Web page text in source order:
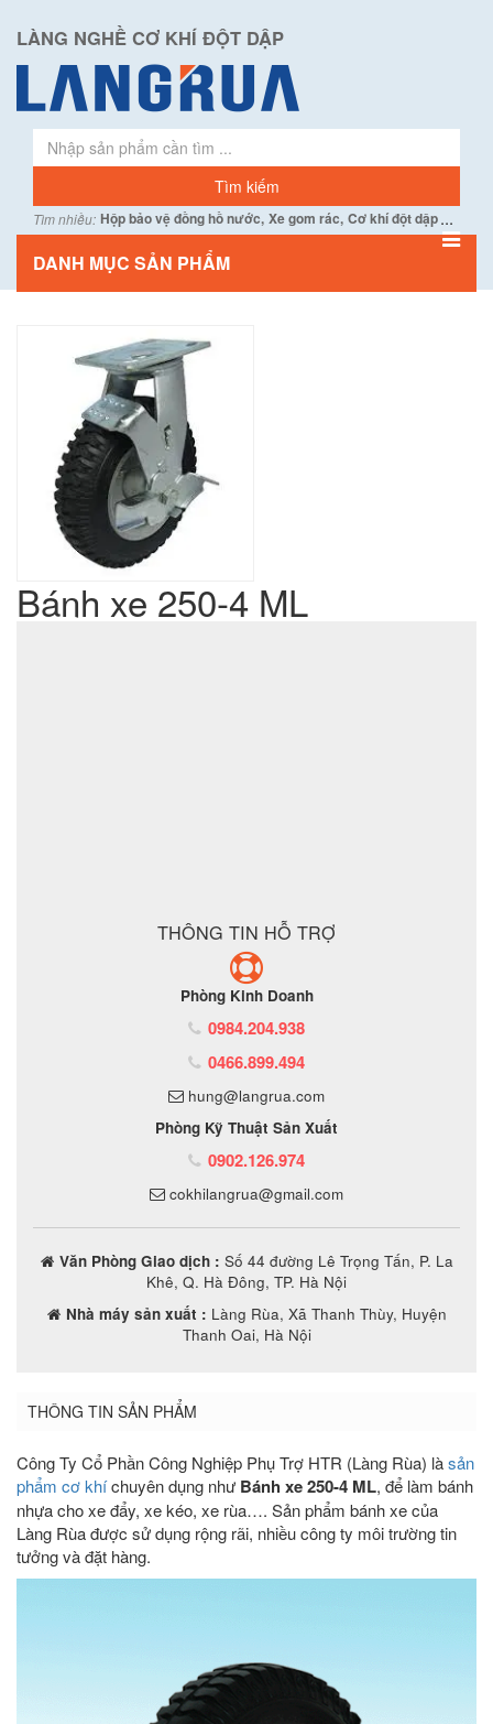
LÀNG NGHỀ CƠ KHÍ ĐỘT DẬP
Tìm nhiều: Hộp bảo vệ đồng hồ nước, Xe gom rác, Cơ khí đột dập...
DANH MỤC SẢN PHẨM
Bánh xe 250-4 ML
THÔNG TIN HỖ TRỢ
Phòng Kinh Doanh
0984.204.938
0466.899.494
hung@langrua.com
Phòng Kỹ Thuật Sản Xuất
0902.126.974
cokhilangrua@gmail.com
Văn Phòng Giao dịch : Số 44 đường Lê Trọng Tấn, P. La
Khê, Q. Hà Đông, TP. Hà Nội
Nhà máy sản xuất : Làng Rùa, Xã Thanh Thùy, Huyện
Thanh Oai, Hà Nội
THÔNG TIN SẢN PHẨM
Công Ty Cổ Phần Công Nghiệp Phụ Trợ HTR (Làng Rùa) làsản
phẩm cơ khíchuyên dụng như Bánh xe 250-4 ML, để làm bánh
nhựa cho xe đẩy, xe kéo, xe rùa…. Sản phẩm bánh xe của
Làng Rùa được sử dụng rộng rãi, nhiều công ty môi trường tin
tưởng và đặt hàng.